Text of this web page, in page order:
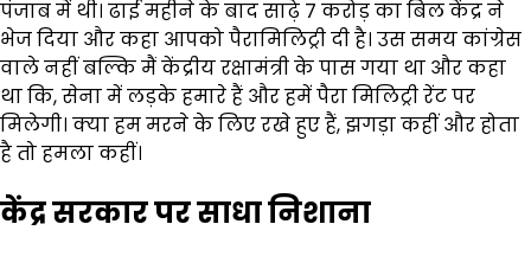
पंजाब में थी। ढाई महीने के बाद साढ़े 7 करोड़ का बिल केंद्र ने
भेज दिया और कहा आपको पैरामिलिट्री दी है। उस समय कांग्रेस
वाले नहीं बल्कि मैं केंद्रीय रक्षामंत्री के पास गया था और कहा
था कि, सेना में लड़के हमारे हैं और हमें पैरा मिलिट्री रेंट पर
मिलेगी। क्या हम मरने के लिए रखे हुए हैं, झगड़ा कहीं और होता
है तो हमला कहीं।
केंद्र सरकार पर साधा निशाना